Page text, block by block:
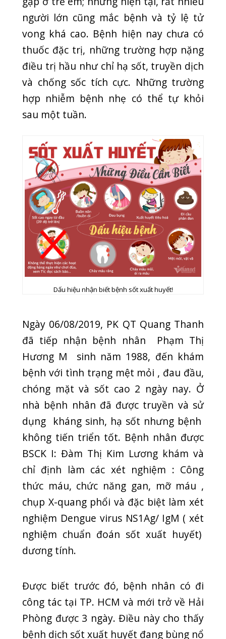
Dấu hiệu nhận biết bệnh sốt xuất huyết!
Ngày 06/08/2019, PK QT Quang Thanh
đã tiếp nhận bệnh nhân Phạm Thị
Hương M sinh năm 1988, đến khám
bệnh với tình trạng mệt mỏi , đau đầu,
chóng mặt và sốt cao 2 ngày nay. Ở
nhà bệnh nhân đã được truyền và sử
dụng kháng sinh, hạ sốt nhưng bệnh
không tiến triển tốt. Bệnh nhân được
BSCK I: Đàm Thị Kim Lương khám và
chỉ định làm các xét nghiệm : Công
thức máu, chức năng gan, mỡ máu ,
nghiệm chuẩn đoán sốt xuất huyết)
dương tính.
Được biết trước đó, bệnh nhân có đi
công tác tại TP. HCM và mới trở về Hải
Phòng được 3 ngày. Điều này cho thấy
bệnh dịch sốt xuất huyết đang bùng nổ
và lây lan rất mạnh.
Hiện tại , bệnh nhân đã được tư vấn,
yêu cầu nhập viện để điều trị kịp thời
nhằm tránh những biến chứng nguy
hiểm.
Vậy làm thế nào để chúng ta có thể
phòng tránh căn bệnh dịch này ?
Loại bỏ nơi sinh sản của muỗi, thả cá hoặc
giếng, chum, ..)…
Ngoài ra chúng ta có thể tham khảo các biện
pháp trong ảnh sau: